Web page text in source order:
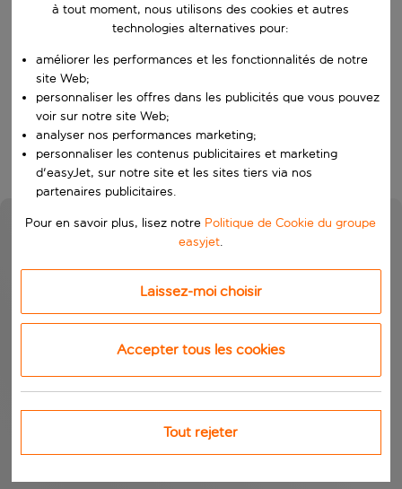
Choisissez vos dates
Rechercher
à tout moment, nous utilisons des cookies et autres
technologies alternatives pour:
améliorer les performances et les fonctionnalités de notre
site Web;
personnaliser les offres dans les publicités que vous pouvez
voir sur notre site Web;
analyser nos performances marketing;
personnaliser les contenus publicitaires et marketing
d'easyJet, sur notre site et les sites tiers via nos
partenaires publicitaires.
Pour en savoir plus, lisez notre Politique de Cookie du groupe
easyjet.
Laissez-moi choisir
Accepter tous les cookies
Tout rejeter